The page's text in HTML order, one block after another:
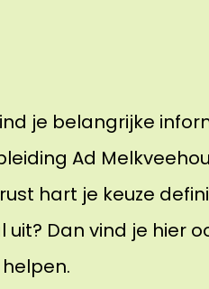
je belangrijke
Ad
hart je keuze
Dan vind je hier